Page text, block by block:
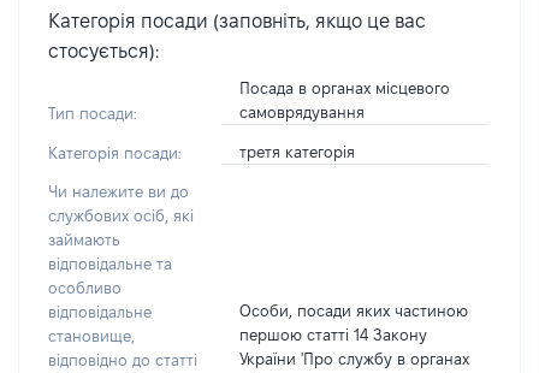
Категорія посади (заповніть, якщо це вас
стосується):
Тип посади:
Посада в органах місцевого
самоврядування
Категорія посади: третя категорія
Чи належите ви до
службових осіб, які
займають
відповідальне та
особливо
відповідальне
становище,
відповідно до статті
Особи, посади яких частиною
першою статті 14 Закону
України 'Про службу в органах